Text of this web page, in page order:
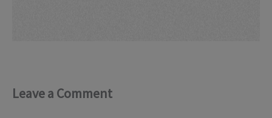
Leave a Comment